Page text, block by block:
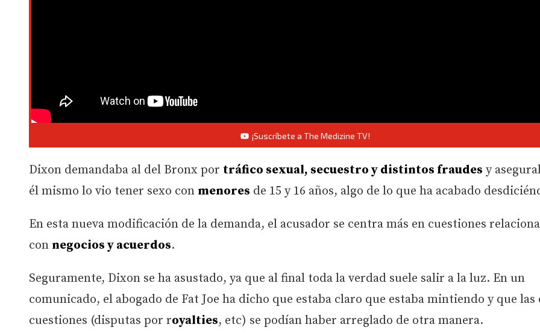
¡Suscríbete a The Medizine TV!
Dixon demandaba al del Bronx por tráfico sexual, secuestro y distintos fraudes y
él mismo lo vio tener sexo con menores de 15 y 16 años, algo de lo que ha acabado
En esta nueva modificación de la demanda, el acusador se centra más en cuestiones
con negocios y acuerdos.
Seguramente, Dixon se ha asustado, ya que al final toda la verdad suele salir a la luz. En un
comunicado, el abogado de Fat Joe ha dicho que estaba claro que estaba mintiendo y que las
cuestiones (disputas por royalties, etc) se podían haber arreglado de otra manera.